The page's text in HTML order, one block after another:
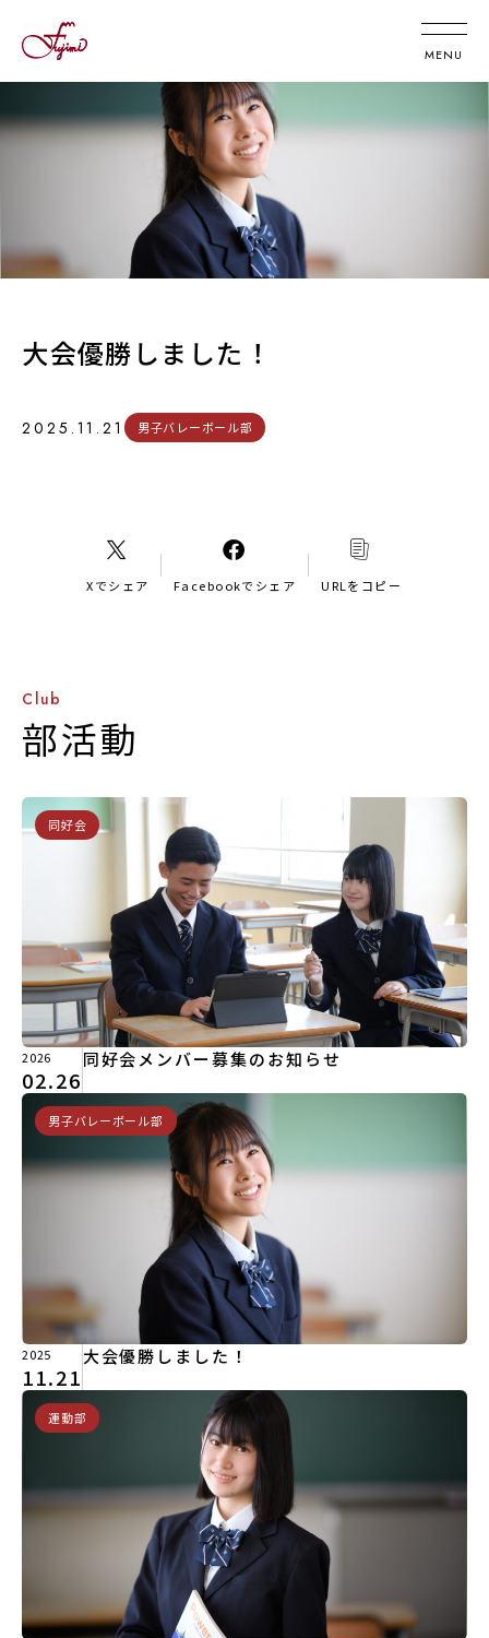
大会優勝しました！
2025.11.21 男子バレーボール部
Xでシェア Facebookでシェア URLをコピー
Club
部活動
同好会
2026
02.26
同好会メンバー募集のお知らせ
男子バレーボール部
2025
11.21
大会優勝しました！
運動部